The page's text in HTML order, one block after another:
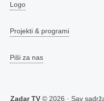
Logo
Projekti & programi
Piši za nas
Zadar TV © 2026 · Sav